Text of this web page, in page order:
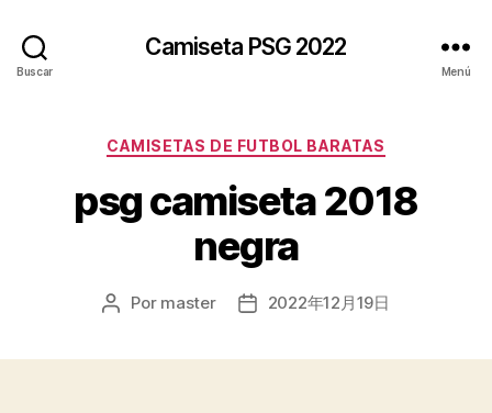
Buscar
Camiseta PSG 2022
Menú
Categorías
CAMISETAS DE FUTBOL BARATAS
psg camiseta 2018
negra
Autor
Por master
Fecha2022年12月19日